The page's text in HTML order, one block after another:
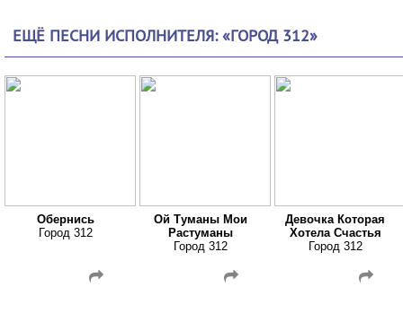
ЕЩЁ ПЕСНИ ИСПОЛНИТЕЛЯ: «ГОРОД 312»
Обернись
Город 312
Ой Туманы Мои
Растуманы
Город 312
Девочка Которая
Хотела Счастья
Город 312